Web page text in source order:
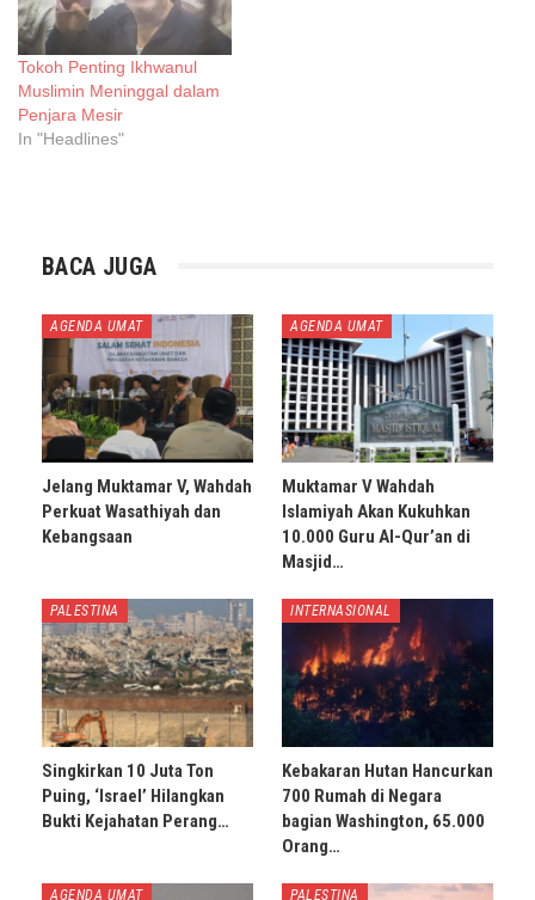
Tokoh Penting Ikhwanul
Muslimin Meninggal dalam
Penjara Mesir
In "Headlines"
BACA JUGA
AGENDA UMAT
Jelang Muktamar V, Wahdah
Perkuat Wasathiyah dan
Kebangsaan
AGENDA UMAT
Muktamar V Wahdah
Islamiyah Akan Kukuhkan
10.000 Guru Al-Qur’an di
Masjid…
PALESTINA
Singkirkan 10 Juta Ton
Puing, ‘Israel’ Hilangkan
Bukti Kejahatan Perang…
INTERNASIONAL
Kebakaran Hutan Hancurkan
700 Rumah di Negara
bagian Washington, 65.000
Orang…
AGENDA UMAT PALESTINA